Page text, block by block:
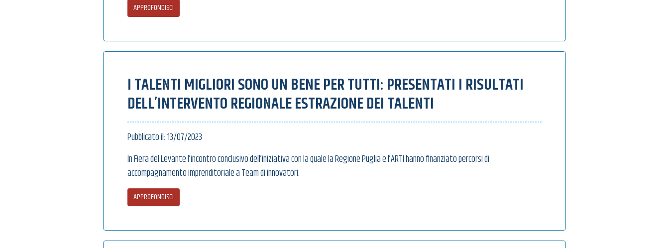
APPROFONDISCI
I TALENTI MIGLIORI SONO UN BENE PER TUTTI: PRESENTATI I RISULTATI
DELL’INTERVENTO REGIONALE ESTRAZIONE DEI TALENTI
Pubblicato il: 13/07/2023
In Fiera del Levante l’incontro conclusivo dell’iniziativa con la quale la Regione Puglia e l’ARTI hanno finanziato percorsi di
accompagnamento imprenditoriale a Team di innovatori.
APPROFONDISCI